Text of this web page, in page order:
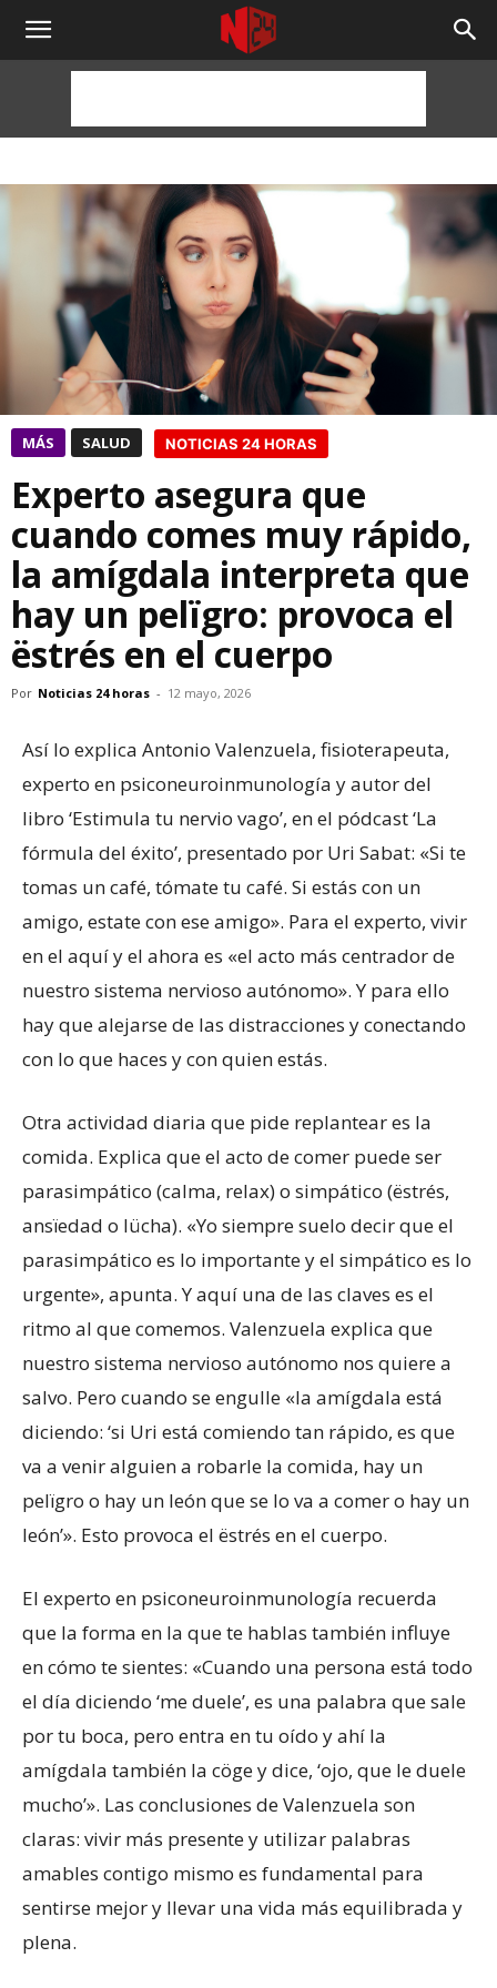
NOTICIAS
HORAS
MÁS SALUD NOTICIAS 24 HORAS
Experto asegura que
cuando comes muy rápido,
la amígdala interpreta que
hay un pelïgro: provoca el
ëstrés en el cuerpo
Por Noticias 24 horas - 12 mayo, 2026
Así lo explica Antonio Valenzuela, fisioterapeuta,
experto en psiconeuroinmunología y autor del
libro ‘Estimula tu nervio vago’, en el pódcast ‘La
fórmula del éxito’, presentado por Uri Sabat: «Si te
tomas un café, tómate tu café. Si estás con un
amigo, estate con ese amigo». Para el experto, vivir
en el aquí y el ahora es «el acto más centrador de
nuestro sistema nervioso autónomo». Y para ello
hay que alejarse de las distracciones y conectando
con lo que haces y con quien estás.
Otra actividad diaria que pide replantear es la
comida. Explica que el acto de comer puede ser
parasimpático (calma, relax) o simpático (ëstrés,
ansïedad o lücha). «Yo siempre suelo decir que el
parasimpático es lo importante y el simpático es lo
urgente», apunta. Y aquí una de las claves es el
ritmo al que comemos. Valenzuela explica que
nuestro sistema nervioso autónomo nos quiere a
salvo. Pero cuando se engulle «la amígdala está
diciendo: ‘si Uri está comiendo tan rápido, es que
va a venir alguien a robarle la comida, hay un
pelïgro o hay un león que se lo va a comer o hay un
león’». Esto provoca el ëstrés en el cuerpo.
El experto en psiconeuroinmunología recuerda
que la forma en la que te hablas también influye
en cómo te sientes: «Cuando una persona está todo
el día diciendo ‘me duele’, es una palabra que sale
por tu boca, pero entra en tu oído y ahí la
amígdala también la cöge y dice, ‘ojo, que le duele
mucho’». Las conclusiones de Valenzuela son
claras: vivir más presente y utilizar palabras
amables contigo mismo es fundamental para
sentirse mejor y llevar una vida más equilibrada y
plena.